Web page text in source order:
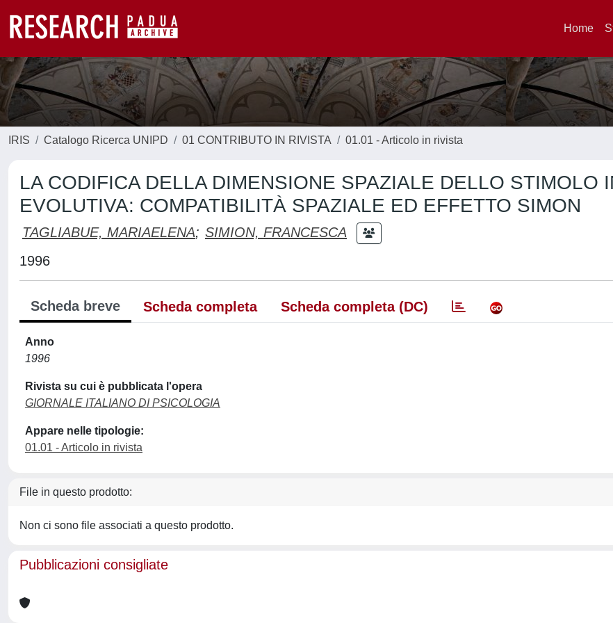
Home
IRIS Catalogo Ricerca UNIPD 01 CONTRIBUTO IN RIVISTA 01.01 - Articolo in rivista
LA CODIFICA DELLA DIMENSIONE SPAZIALE DELLO STIMOLO
EVOLUTIVA: COMPATIBILITÀ SPAZIALE ED EFFETTO SIMON
TAGLIABUE, MARIAELENA; SIMION, FRANCESCA
1996
Scheda breve Scheda completa Scheda completa (DC)
Anno
1996
Rivista su cui è pubblicata l'opera
GIORNALE ITALIANO DI PSICOLOGIA
Appare nelle tipologie:
01.01 - Articolo in rivista
File in questo prodotto:
Non ci sono file associati a questo prodotto.
Pubblicazioni consigliate